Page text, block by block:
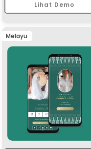
Lihat Demo
Melayu